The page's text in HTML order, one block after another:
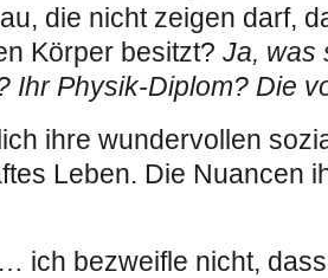
die nicht zeigen darf,
Körper besitzt? Ja, was
Ihr Physik-Diplom? Die
ihre wundervollen
Leben. Die Nuancen
ich bezweifle nicht,